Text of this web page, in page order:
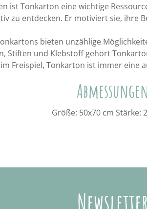
ist Tonkarton eine wichtige
zu entdecken. Er motiviert sie, ihre
bieten unzählige
Stiften und Klebstoff gehört
Freispiel, Tonkarton ist immer eine
Größe: 50x70 cm Stärke: